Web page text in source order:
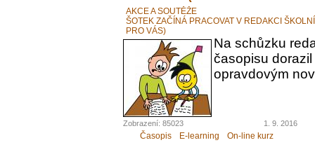
AKCE A SOUTĚŽE
ŠOTEK ZAČÍNÁ PRACOVAT V REDAKCI
PRO VÁS)
Na schůzku
časopisu
opravdovým
Zobrazení: 85023 1. 9. 2016
Časopis E-learning On-line kurz